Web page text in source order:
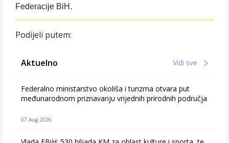
Federacije BiH.
Podijeli putem:
Aktuelno Vidi sve
Federalno ministarstvo okoliša i turizma otvara put
međunarodnom priznavanju vrijednih prirodnih područja
07 Aug 2026